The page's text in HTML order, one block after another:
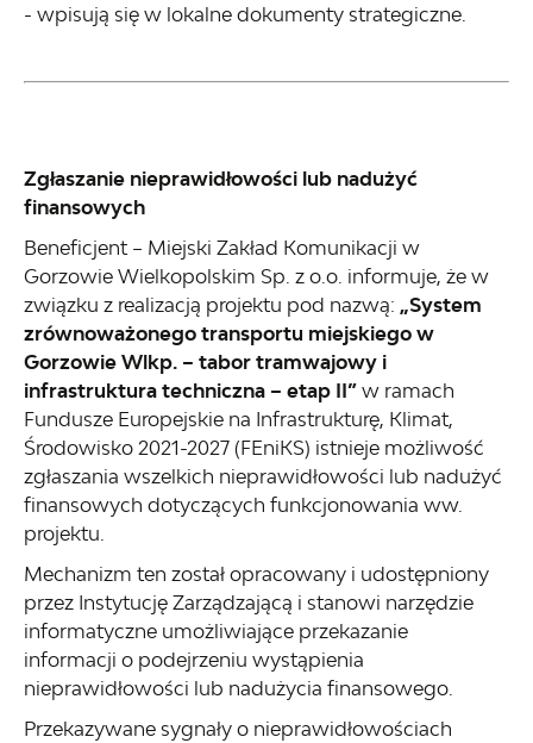
- wpisują się w lokalne dokumenty strategiczne.
Zgłaszanie nieprawidłowości lub nadużyć
finansowych
Beneficjent – Miejski Zakład Komunikacji w
Gorzowie Wielkopolskim Sp. z o.o. informuje, że w
związku z realizacją projektu pod nazwą: „System
zrównoważonego transportu miejskiego w
Gorzowie Wlkp. – tabor tramwajowy i
infrastruktura techniczna – etap II” w ramach
Fundusze Europejskie na Infrastrukturę, Klimat,
Środowisko 2021-2027 (FEniKS) istnieje możliwość
zgłaszania wszelkich nieprawidłowości lub nadużyć
finansowych dotyczących funkcjonowania ww.
projektu.
Mechanizm ten został opracowany i udostępniony
przez Instytucję Zarządzającą i stanowi narzędzie
informatyczne umożliwiające przekazanie
informacji o podejrzeniu wystąpienia
nieprawidłowości lub nadużycia finansowego.
Przekazywane sygnały o nieprawidłowościach